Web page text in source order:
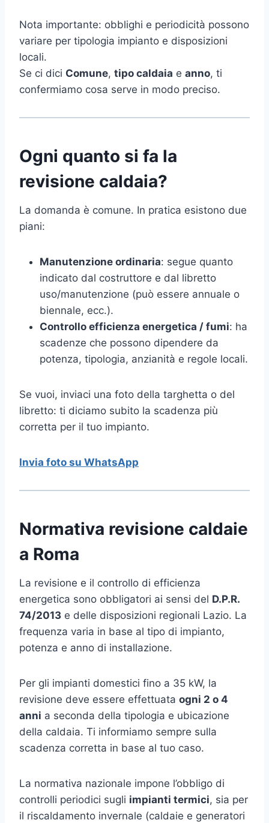
Nota importante: obblighi e periodicità possono
variare per tipologia impianto e disposizioni
locali.
Se ci dici Comune, tipo caldaia e anno, ti
confermiamo cosa serve in modo preciso.
Ogni quanto si fa la
revisione caldaia?
La domanda è comune. In pratica esistono due
piani:
Manutenzione ordinaria: segue quanto
indicato dal costruttore e dal libretto
uso/manutenzione (può essere annuale o
biennale, ecc.).
Controllo efficienza energetica / fumi: ha
scadenze che possono dipendere da
potenza, tipologia, anzianità e regole locali.
Se vuoi, inviaci una foto della targhetta o del
libretto: ti diciamo subito la scadenza più
corretta per il tuo impianto.
Invia foto su WhatsApp
Normativa revisione caldaie
a Roma
La revisione e il controllo di efficienza
energetica sono obbligatori ai sensi del D.P.R.
74/2013 e delle disposizioni regionali Lazio. La
frequenza varia in base al tipo di impianto,
potenza e anno di installazione.
Per gli impianti domestici fino a 35 kW, la
revisione deve essere effettuata ogni 2 o 4
anni a seconda della tipologia e ubicazione
della caldaia. Ti informiamo sempre sulla
scadenza corretta in base al tuo caso.
La normativa nazionale impone l’obbligo di
controlli periodici sugli impianti termici, sia per
il riscaldamento invernale (caldaie e generatori